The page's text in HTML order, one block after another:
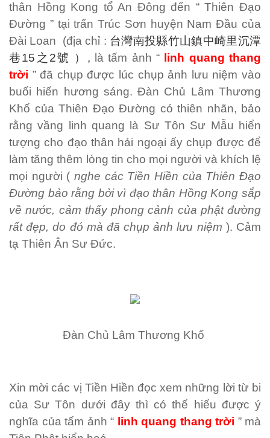
thân Hồng Kong tổ An Đông đến “ Thiên Đạo
Đường ” tại trấn Trúc Sơn huyện Nam Đầu của
Đài Loan (địa chỉ : 台灣南投縣竹山鎮中崎里沉潭
巷15 之 2號 ） , là tấm ảnh “
linh quang thang
trời ” đã chụp được lúc chụp ảnh lưu niệm vào
buổi hiến hương sáng. Đàn Chủ Lâm Thương
Khố của Thiên Đạo Đường có thiên nhãn, bảo
rằng vầng linh quang là Sư Tôn Sư Mẫu hiển
tượng cho đạo thân hải ngoại ấy chụp được để
làm tăng thêm lòng tin cho mọi người và khích lệ
mọi người ( nghe các Tiền Hiền của Thiên Đạo
Đường bảo rằng bởi vì đạo thân Hồng Kong sắp
về nước, cảm thấy phong cảnh của phật đường
rất đẹp, do đó mà đã chụp ảnh lưu niệm ). Cảm
tạ Thiên Ân Sư Đức.
Đàn Chủ Lâm Thương Khố
Xin mời các vị Tiền Hiền đọc xem những lời từ bi
của Sư Tôn dưới đây thì có thể hiểu được ý
nghĩa của tấm ảnh “ linh quang thang trời ” mà